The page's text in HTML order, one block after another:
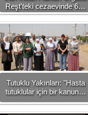
Reşt'teki cezaevinde 6…
Tutuklu Yakınları: "Hasta
tutuklular için bir kanun…